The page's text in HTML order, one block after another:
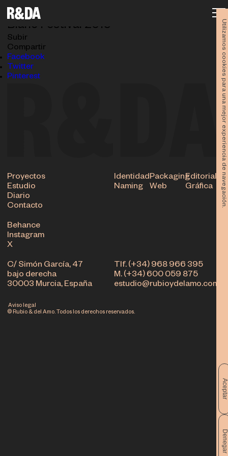
Utilizamos cookies para una mejor experiencia de navegación.
Aceptar
Denegar
23.05.2024
Blanc Festival 2016
Subir
Compartir
Facebook
Twitter
Pinterest
Tlf. (+34) 968 966 395
M. (+34) 600 059 875
estudio@rubioydelamo.com
C/ Simón García, 47
bajo derecha
30003 Murcia, España
Proyectos
Estudio
Diario
Contacto
IdentidadPackagingEditorial
Naming
Web Gráfica
Behance
Instagram
X
© Rubio & del Amo. Todos los derechos reservados.
Aviso legal